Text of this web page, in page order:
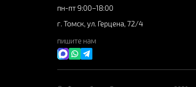
пн-пт 9:00–18:00
г. Томск, ул. Герцена, 72/4
пишите нам